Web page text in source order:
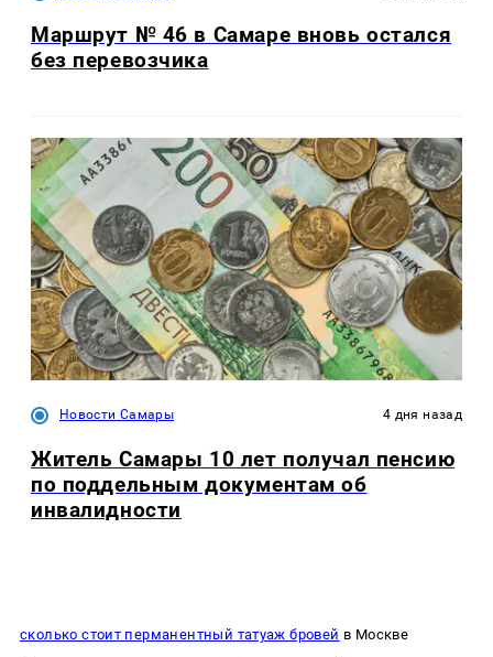
Маршрут № 46 в Самаре вновь остался
без перевозчика
Новости Самары 4 дня назад
Житель Самары 10 лет получал пенсию
по поддельным документам об
инвалидности
сколько стоит перманентный татуаж бровей в Москве